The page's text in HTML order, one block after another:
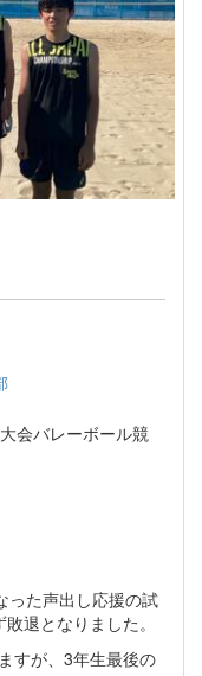
会バレーボール競
った声出し応援の試
退となりました。
すが、3年生最後の